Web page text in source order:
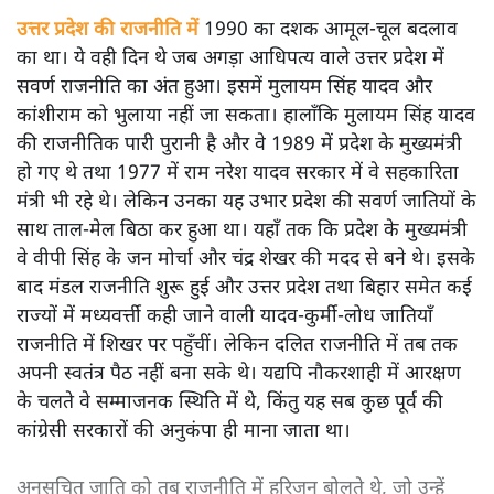
उत्तर प्रदेश की राजनीति में1990 का दशक आमूल-चूल बदलाव
का था। ये वही दिन थे जब अगड़ा आधिपत्य वाले उत्तर प्रदेश में
सवर्ण राजनीति का अंत हुआ। इसमें मुलायम सिंह यादव और
कांशीराम को भुलाया नहीं जा सकता। हालाँकि मुलायम सिंह यादव
की राजनीतिक पारी पुरानी है और वे 1989 में प्रदेश के मुख्यमंत्री
हो गए थे तथा 1977 में राम नरेश यादव सरकार में वे सहकारिता
मंत्री भी रहे थे। लेकिन उनका यह उभार प्रदेश की सवर्ण जातियों के
साथ ताल-मेल बिठा कर हुआ था। यहाँ तक कि प्रदेश के मुख्यमंत्री
वे वीपी सिंह के जन मोर्चा और चंद्र शेखर की मदद से बने थे। इसके
बाद मंडल राजनीति शुरू हुई और उत्तर प्रदेश तथा बिहार समेत कई
राज्यों में मध्यवर्त्ती कही जाने वाली यादव-कुर्मी-लोध जातियाँ
राजनीति में शिखर पर पहुँचीं। लेकिन दलित राजनीति में तब तक
अपनी स्वतंत्र पैठ नहीं बना सके थे। यद्यपि नौकरशाही में आरक्षण
के चलते वे सम्माजनक स्थिति में थे, किंतु यह सब कुछ पूर्व की
कांग्रेसी सरकारों की अनुकंपा ही माना जाता था।